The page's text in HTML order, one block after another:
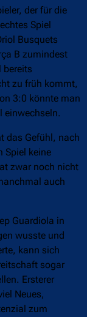
der für die
Spiel
Busquets
B zumindest
bereits
zu früh kommt,
3:0 könnte man
einwechseln.
das Gefühl, nach
Spiel keine
zwar noch nicht
auch
Guardiola in
wusste und
kann sich
sogar
Ersterer
Neues,
zum